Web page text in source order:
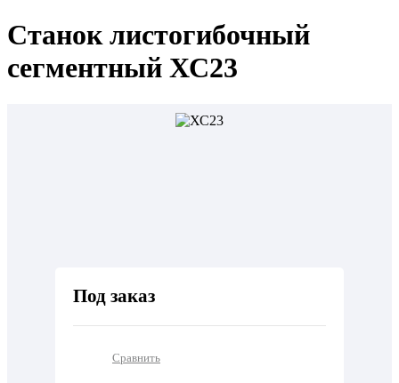
Станок листогибочный
сегментный ХС23
Под заказ
Сравнить